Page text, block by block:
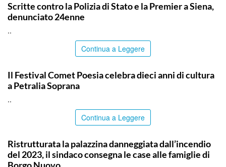
Scritte contro la Polizia di Stato e la Premier a Siena,
denunciato 24enne
..
Continua a Leggere
Il Festival Comet Poesia celebra dieci anni di cultura
a Petralia Soprana
..
Continua a Leggere
Ristrutturata la palazzina danneggiata dall’incendio
del 2023, il sindaco consegna le case alle famiglie di